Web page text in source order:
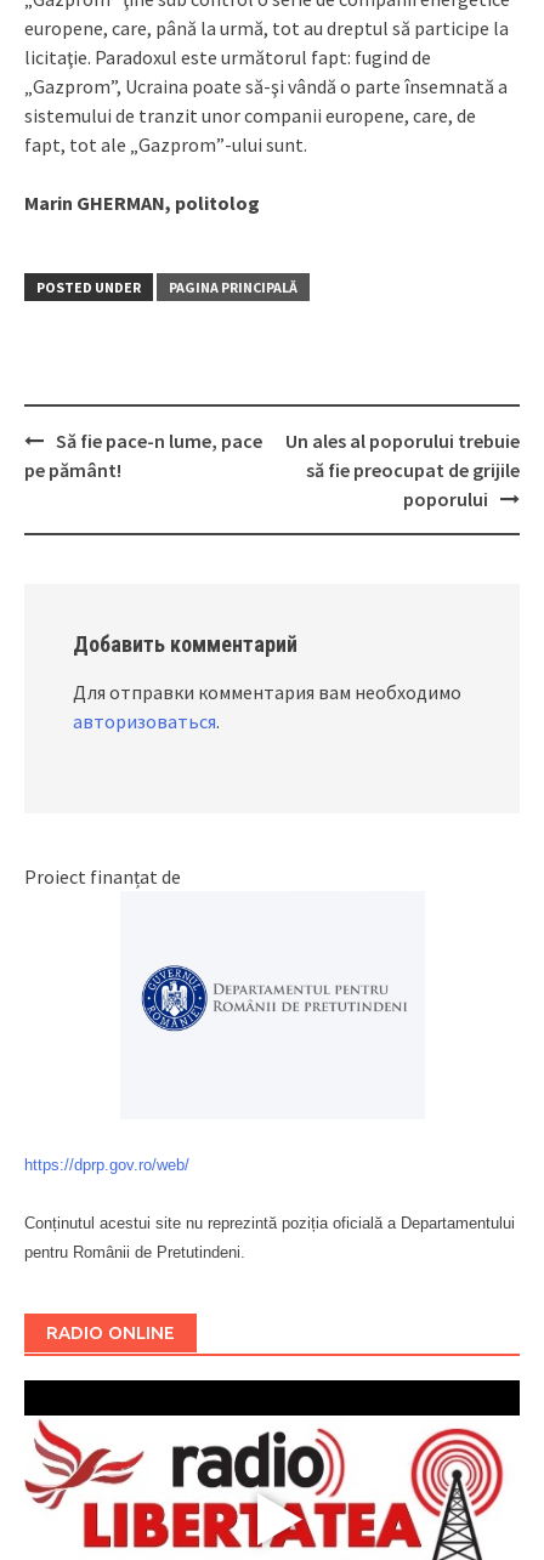
europene, care, până la urmă, tot au dreptul să participe la
licitaţie. Paradoxul este următorul fapt: fugind de
„Gazprom”, Ucraina poate să-şi vândă o parte însemnată a
sistemului de tranzit unor companii europene, care, de
fapt, tot ale „Gazprom”-ului sunt.
Marin GHERMAN, politolog
POSTED UNDER PAGINA PRINCIPALĂ
Post
Să fie pace-n lume, pace
pe pământ!
Un ales al poporului trebuie
să fie preocupat de grijile
poporului
Добавить комментарий
Для отправки комментария вам необходимо
авторизоваться.
Proiect finanțat de
https://dprp.gov.ro/web/
Conținutul acestui site nu reprezintă poziția oficială a Departamentului
pentru Românii de Pretutindeni.
RADIO ONLINE